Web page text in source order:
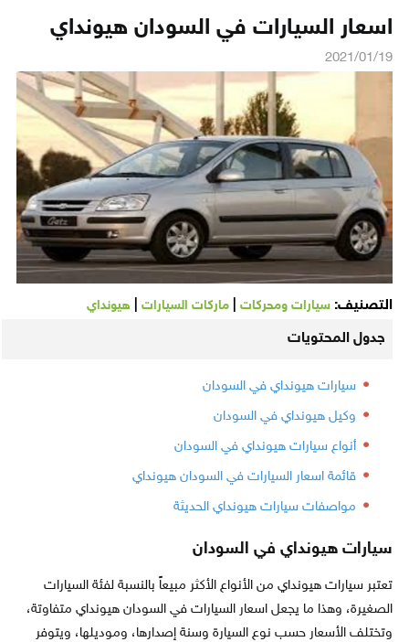
اسعار السيارات في السودان هيونداي
2021/01/19
التصنيف: سيارات ومحركات| ماركات السيارات| هيونداي
جدول المحتويات
سيارات هيونداي في السودان
وكيل هيونداي في السودان
أنواع سيارات هيونداي في السودان
قائمة اسعار السيارات في السودان هيونداي
مواصفات سيارات هيونداي الحديثة
سيارات هيونداي في السودان
تعتبر سيارات هيونداي من الأنواع الأكثر مبيعاً بالنسبة لفئة السيارات
الصغيرة، وهذا ما يجعل اسعار السيارات في السودان هيونداي متفاوتة،
وتختلف الأسعار حسب نوع السيارة وسنة إصدارها، وموديلها، ويتوفر